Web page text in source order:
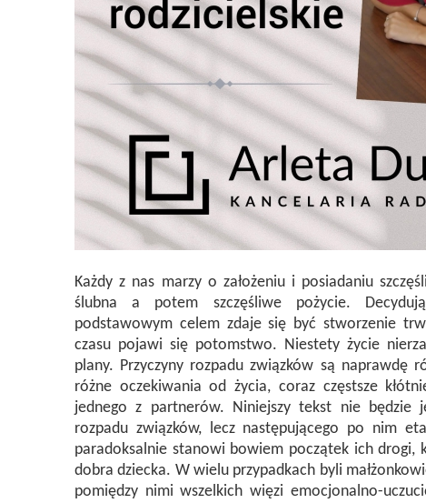
Każdy z nas marzy o założeniu i posiadaniu
ślubna a potem szczęśliwe pożycie.
podstawowym celem zdaje się być stworzenie
czasu pojawi się potomstwo. Niestety życie
plany. Przyczyny rozpadu związków są naprawdę
różne oczekiwania od życia, coraz częstsze
jednego z partnerów. Niniejszy tekst nie będzie
rozpadu związków, lecz następującego po nim
paradoksalnie stanowi bowiem początek ich drogi,
dobra dziecka. W wielu przypadkach byli
pomiędzy nimi wszelkich więzi emocjonalno-